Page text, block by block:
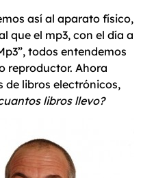
así al aparato físico,
que el mp3, con el día a
todos entendemos
reproductor. Ahora
de libros electrónicos,
libros llevo?